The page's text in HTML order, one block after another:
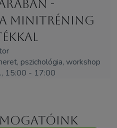
-
minitréning
pszichológia, workshop
15:00 - 17:00